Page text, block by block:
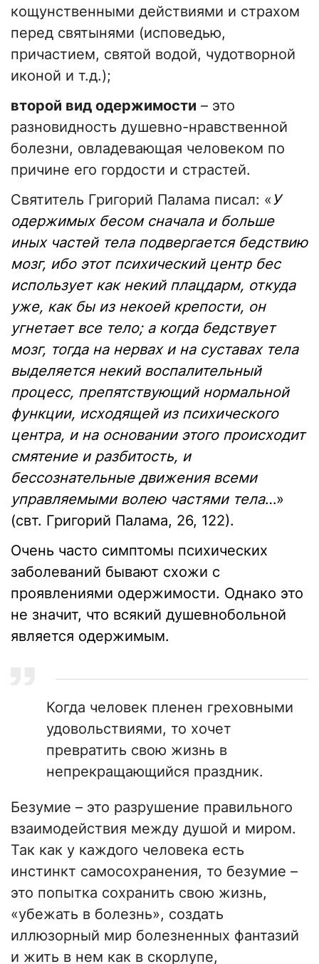
кощунственными действиями и страхом
перед святынями (исповедью,
причастием, святой водой, чудотворной
иконой и т.д.);
второй вид одержимости – это
разновидность душевно-нравственной
болезни, овладевающая человеком по
причине его гордости и страстей.
Святитель Григорий Палама писал: «У
одержимых бесом сначала и больше
иных частей тела подвергается бедствию
мозг, ибо этот психический центр бес
использует как некий плацдарм, откуда
уже, как бы из некоей крепости, он
угнетает все тело; а когда бедствует
мозг, тогда на нервах и на суставах тела
выделяется некий воспалительный
процесс, препятствующий нормальной
функции, исходящей из психического
центра, и на основании этого происходит
смятение и разбитость, и
бессознательные движения всеми
управляемыми волею частями тела…»
(свт. Григорий Палама, 26, 122).
Очень часто симптомы психических
заболеваний бывают схожи с
проявлениями одержимости. Однако это
не значит, что всякий душевнобольной
является одержимым.
Когда человек пленен греховными
удовольствиями, то хочет
превратить свою жизнь в
непрекращающийся праздник.
Безумие – это разрушение правильного
взаимодействия между душой и миром.
Так как у каждого человека есть
инстинкт самосохранения, то безумие –
это попытка сохранить свою жизнь,
«убежать в болезнь», создать
иллюзорный мир болезненных фантазий
и жить в нем как в скорлупе,